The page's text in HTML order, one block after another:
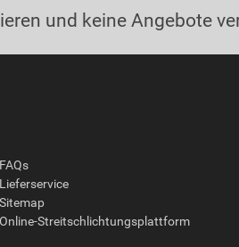
und keine Angebote
FAQs
Lieferservice
Sitemap
Online-Streitschlichtungsplattform